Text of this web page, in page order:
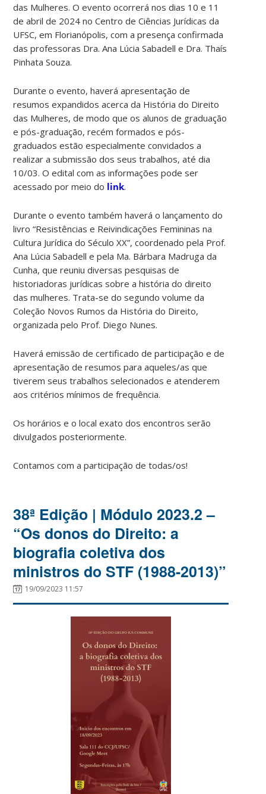
das Mulheres. O evento ocorrerá nos dias 10 e 11
de abril de 2024 no Centro de Ciências Jurídicas da
UFSC, em Florianópolis, com a presença confirmada
das professoras Dra. Ana Lúcia Sabadell e Dra. Thaís
Pinhata Souza.
Durante o evento, haverá apresentação de
resumos expandidos acerca da História do Direito
das Mulheres, de modo que os alunos de graduação
e pós-graduação, recém formados e pós-
graduados estão especialmente convidados a
realizar a submissão dos seus trabalhos, até dia
10/03. O edital com as informações pode ser
acessado por meio do link.
Durante o evento também haverá o lançamento do
livro “Resistências e Reivindicações Femininas na
Cultura Jurídica do Século XX”, coordenado pela Prof.
Ana Lúcia Sabadell e pela Ma. Bárbara Madruga da
Cunha, que reuniu diversas pesquisas de
historiadoras jurídicas sobre a história do direito
das mulheres. Trata-se do segundo volume da
Coleção Novos Rumos da História do Direito,
organizada pelo Prof. Diego Nunes.
Haverá emissão de certificado de participação e de
apresentação de resumos para aqueles/as que
tiverem seus trabalhos selecionados e atenderem
aos critérios mínimos de frequência.
Os horários e o local exato dos encontros serão
divulgados posteriormente.
Contamos com a participação de todas/os!
38ª Edição | Módulo 2023.2 –
“Os donos do Direito: a
biografia coletiva dos
ministros do STF (1988-2013)”
19/09/2023 11:57